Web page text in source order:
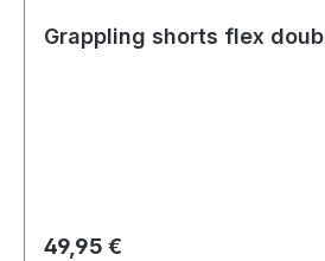
Grappling shorts flex
Regulärer Preis:
49,95 €